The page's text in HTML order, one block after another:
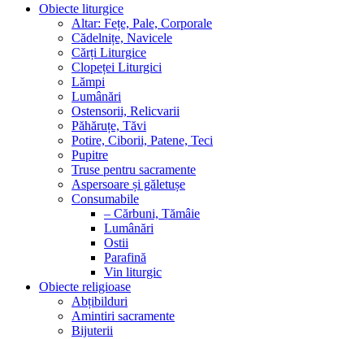
Obiecte liturgice
Altar: Fețe, Pale, Corporale
Cădelnițe, Navicele
Cărți Liturgice
Clopeței Liturgici
Lămpi
Lumânări
Ostensorii, Relicvarii
Păhăruțe, Tăvi
Potire, Ciborii, Patene, Teci
Pupitre
Truse pentru sacramente
Aspersoare și găletușe
Consumabile
– Cărbuni, Tămâie
Lumânări
Ostii
Parafină
Vin liturgic
Obiecte religioase
Abțibilduri
Amintiri sacramente
Bijuterii